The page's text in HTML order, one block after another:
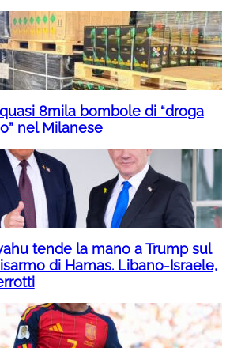
8mila bombole di “droga
nel Milanese
tende la mano a Trump sul
di Hamas. Libano-Israele,